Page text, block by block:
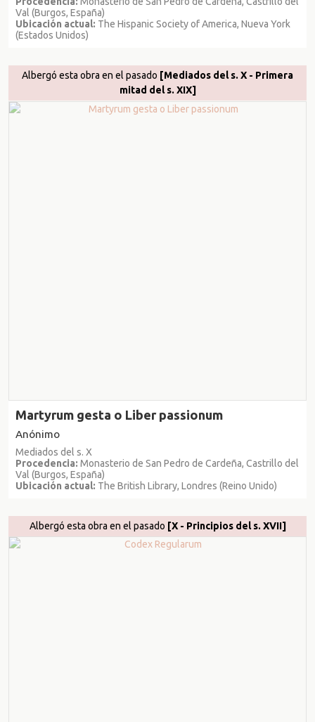
Val (Burgos, España)
Ubicación actual: The Hispanic Society of America, Nueva York
(Estados Unidos)
Albergó esta obra en el pasado [Mediados del s. X - Primera
mitad del s. XIX]
Martyrum gesta o Liber passionum
Anónimo
Mediados del s. X
Procedencia: Monasterio de San Pedro de Cardeña, Castrillo del
Val (Burgos, España)
Ubicación actual: The British Library, Londres (Reino Unido)
Albergó esta obra en el pasado [X - Principios del s. XVII]